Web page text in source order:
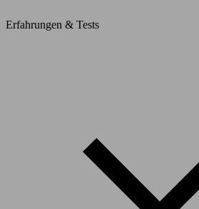
Erfahrungen & Tests